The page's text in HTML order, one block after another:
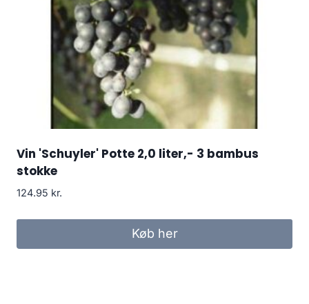
Vin 'Schuyler' Potte 2,0 liter,- 3 bambus
stokke
124.95 kr.
Køb her